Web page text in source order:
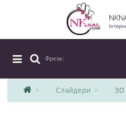
|
Слайдери